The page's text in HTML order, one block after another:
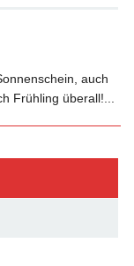
auch
Frühling überall!...